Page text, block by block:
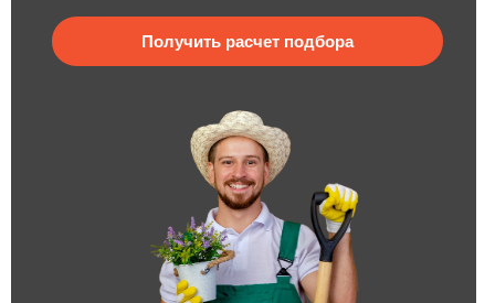
Получить расчет подбора